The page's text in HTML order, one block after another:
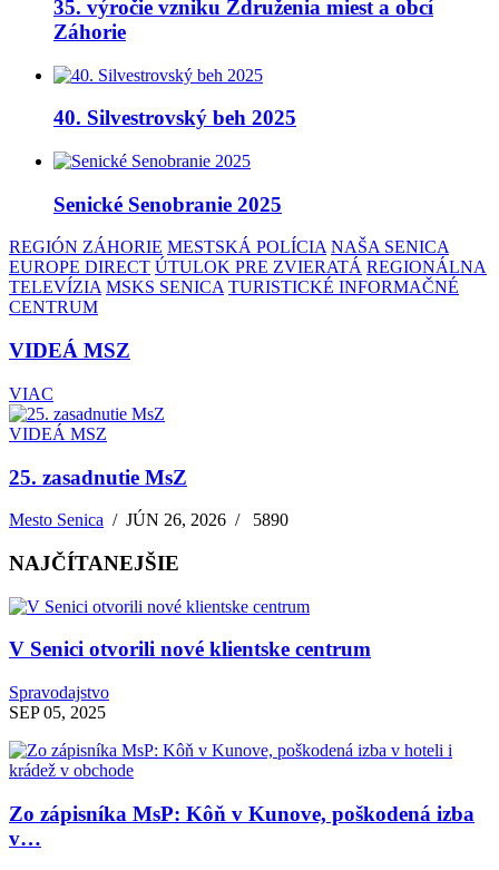
35. výročie vzniku Združenia miest a obcí
Záhorie
40. Silvestrovský beh 2025
Senické Senobranie 2025
REGIÓN ZÁHORIE MESTSKÁ POLÍCIA NAŠA SENICA
EUROPE DIRECT ÚTULOK PRE ZVIERATÁ REGIONÁLNA
TELEVÍZIA MSKS SENICA TURISTICKÉ INFORMAČNÉ
CENTRUM
VIDEÁ MSZ
VIAC
VIDEÁ MSZ
25. zasadnutie MsZ
Mesto Senica /JÚN 26, 2026 / 5890
NAJČÍTANEJŠIE
V Senici otvorili nové klientske centrum
Spravodajstvo
SEP 05, 2025
Zo zápisníka MsP: Kôň v Kunove, poškodená izba
v…